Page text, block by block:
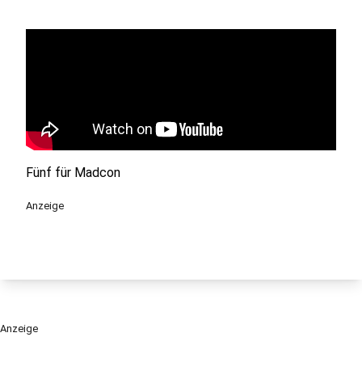
Fünf für Madcon
Anzeige
Anzeige